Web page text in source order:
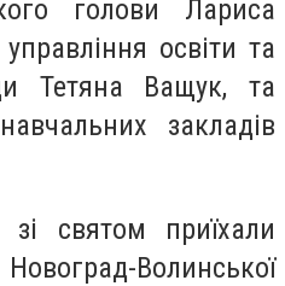
голови Лариса
освіти та
Тетяна Ващук, та
закладів
зі святом приїхали
Волинської